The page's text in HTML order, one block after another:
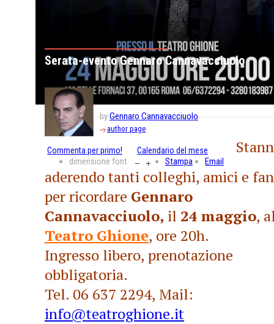
Serata-evento Gennaro Cannavacciuolo
byGennaro Cannavacciuolo
author page
Commenta per primo! Calendario del mese
dimensione font Stampa Email
aderendo tanti colleghi, amici e
per ricordare Gennaro
Cannavacciuolo, il 24 maggio,
Teatro Ghione, ore 20h.
Ingresso libero, prenotazione
obbligatoria.
Tel. 06 637 2294, Mail:
info@teatroghione.it